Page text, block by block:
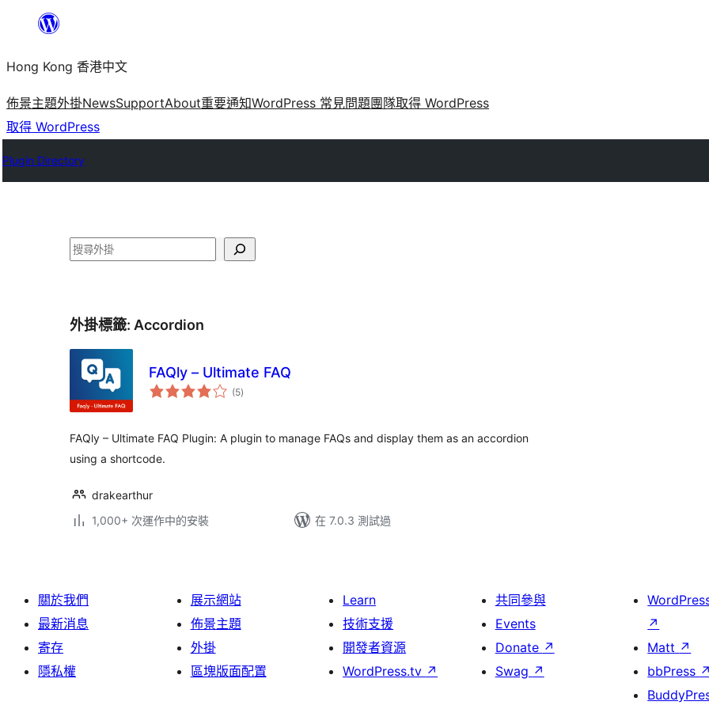
主
要
內
容
Hong Kong 香港中文
佈景主題外掛NewsSupportAbout重要通知WordPress 常見問題團隊取得 WordPress
取得 WordPress
Plugin Directory
搜
外掛標籤: Accordion
FAQly – Ultimate FAQ
(5總
評)
FAQly – Ultimate FAQ Plugin: A plugin to manage FAQs and display them as an accordion
using a shortcode.
drakearthur
1,000+ 次運作中的安裝
在 7.0.3 測試過
關於我們
最新消息
寄存
隱私權
展示網站
佈景主題
外掛
區塊版面配置
Learn
技術支援
開發者資源
WordPress.tv ↗
共同參與
Events
Donate ↗
Swag ↗
↗
Matt ↗
bbPress ↗